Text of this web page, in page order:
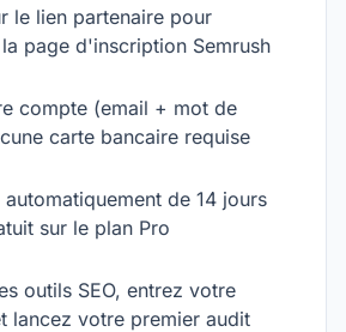
le lien partenaire pour
page d'inscription Semrush
compte (email + mot de
carte bancaire requise
automatiquement de 14 jours
sur le plan Pro
outils SEO, entrez votre
lancez votre premier audit